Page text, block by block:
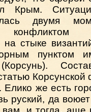
Крым.
двумя
на стыке
пунктом
же есть
руский, да